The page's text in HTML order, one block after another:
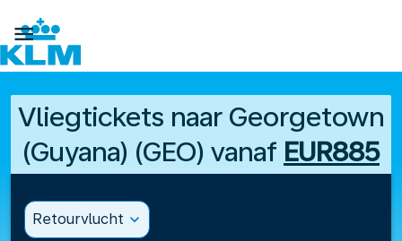

Vliegtickets naar Georgetown
(Guyana) (GEO) vanaf EUR885
Retourvlucht expand_more